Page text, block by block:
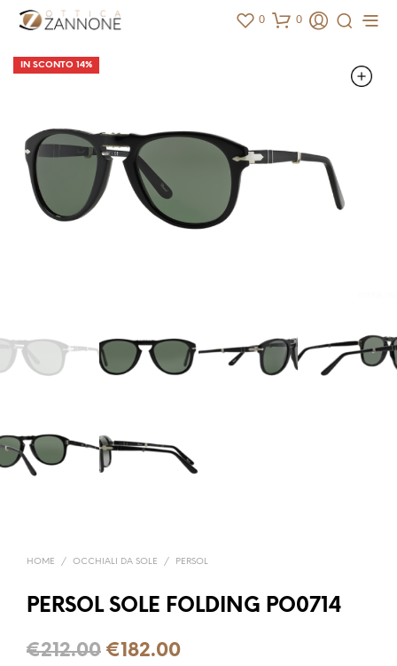
0 0
IN SCONTO 14%
HOME / OCCHIALI DA SOLE / PERSOL
PERSOL SOLE FOLDING PO0714
€212.00 €182.00